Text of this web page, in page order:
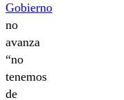
Gobierno
no
avanza
“no
tenemos
de